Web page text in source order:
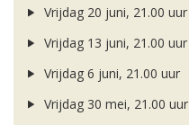
Vrijdag 20 juni, 21.00 uur
Vrijdag 13 juni, 21.00 uur
Vrijdag 6 juni, 21.00 uur
Vrijdag 30 mei, 21.00 uur